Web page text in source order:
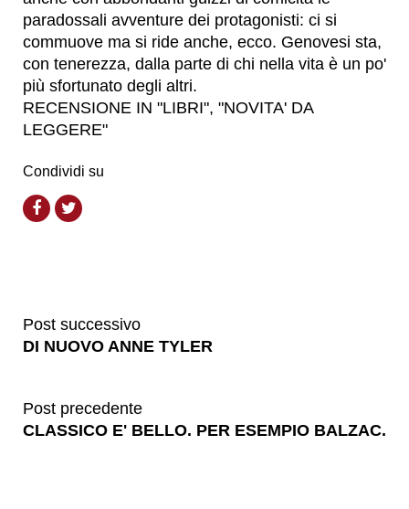
paradossali avventure dei protagonisti: ci si
commuove ma si ride anche, ecco. Genovesi sta,
con tenerezza, dalla parte di chi nella vita è un po'
più sfortunato degli altri.
RECENSIONE IN "LIBRI", "NOVITA' DA
LEGGERE"
Condividi su
Post successivo
DI NUOVO ANNE TYLER
Post precedente
CLASSICO E' BELLO. PER ESEMPIO BALZAC.